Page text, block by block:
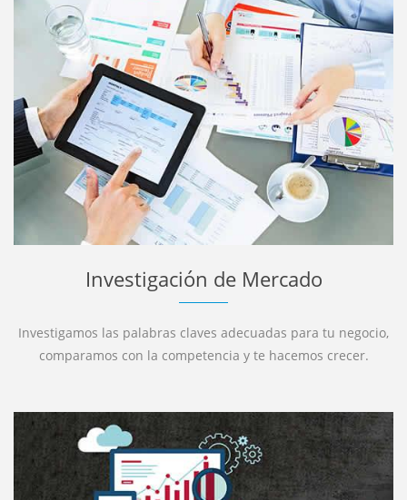
Investigación de Mercado
Investigamos las palabras claves adecuadas para tu negocio,
comparamos con la competencia y te hacemos crecer.